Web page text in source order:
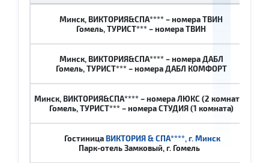
Минск, ВИКТОРИЯ&СПА**** – номера ТВИН
Гомель, ТУРИСТ*** – номера ТВИН
Минск, ВИКТОРИЯ&СПА**** – номера ДАБЛ
Гомель, ТУРИСТ*** – номера ДАБЛ КОМФОРТ
Минск, ВИКТОРИЯ&СПА**** – номера ЛЮКС (2 комнаты)
Гомель, ТУРИСТ*** – номера СТУДИЯ (1 комната)
Гостиница ВИКТОРИЯ & СПА****, г. Минск
Парк-отель Замковый, г. Гомель